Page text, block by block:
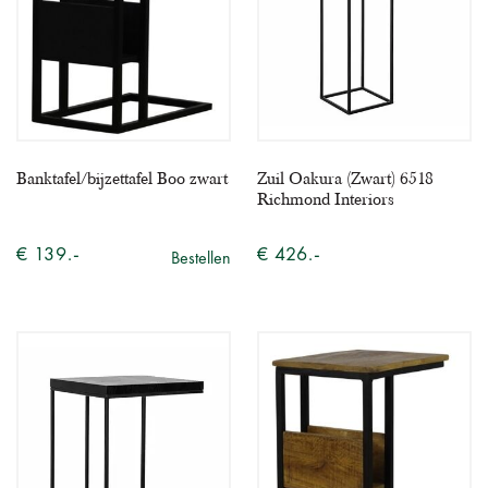
Banktafel/bijzettafel Boo zwart
€ 139.- Bestellen
Zuil Oakura (Zwart) 6518
Richmond Interiors
€ 426.-